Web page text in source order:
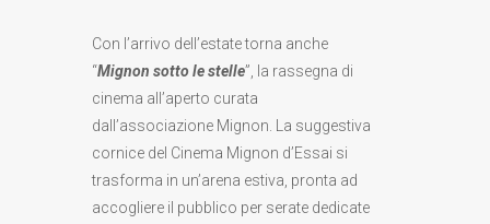
Con l’arrivo dell’estate torna anche
“Mignon sotto le stelle”, la rassegna di
cinema all’aperto curata
dall’associazione Mignon. La suggestiva
cornice del Cinema Mignon d’Essai si
trasforma in un’arena estiva, pronta ad
accogliere il pubblico per serate dedicate